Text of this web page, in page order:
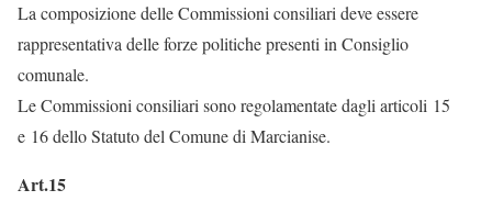
La composizione delle Commissioni consiliari deve essere
rappresentativa delle forze politiche presenti in Consiglio
comunale.
Le Commissioni consiliari sono regolamentate dagli articoli 15
e 16 dello Statuto del Comune di Marcianise.
Art.15